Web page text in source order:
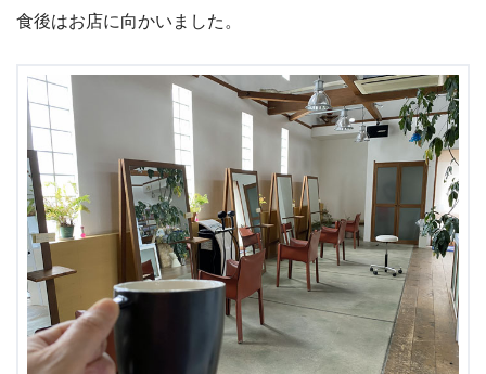
食後はお店に向かいました。